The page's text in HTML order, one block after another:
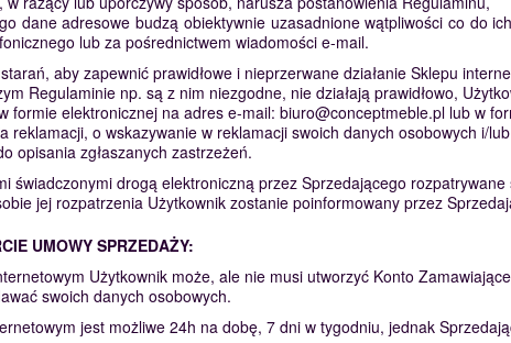
dane adresowe budzą obiektywnie uzasadnione wątpliwości co do
lub za pośrednictwem wiadomości e-mail.
aby zapewnić prawidłowe i nieprzerwane działanie Sklepu
Regulaminie np. są z nim niezgodne, nie działają prawidłowo,
formie elektronicznej na adres e-mail: biuro@conceptmeble.pl lub w
reklamacji, o wskazywanie w reklamacji swoich danych osobowych i/
opisania zgłaszanych zastrzeżeń.
świadczonymi drogą elektroniczną przez Sprzedającego
jej rozpatrzenia Użytkownik zostanie poinformowany przez
UMOWY SPRZEDAŻY:
Użytkownik może, ale nie musi utworzyć Konto
swoich danych osobowych.
jest możliwe 24h na dobę, 7 dni w tygodniu, jednak